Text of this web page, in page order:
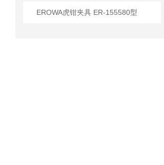
EROWA虎钳夹具 ER-155580型